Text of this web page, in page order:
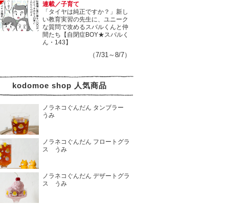
連載／子育て
「タイヤは純正ですか？」新し
い教育実習の先生に、ユニーク
な質問で攻めるスバルくんと仲
間たち【自閉症BOY★スバルく
ん・143】
（7/31～8/7）
kodomoe shop 人気商品
ノラネコぐんだん タンブラー
うみ
ノラネコぐんだん フロートグラ
ス うみ
ノラネコぐんだん デザートグラ
ス うみ